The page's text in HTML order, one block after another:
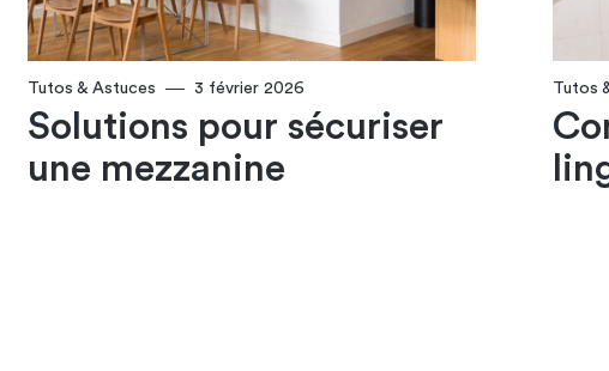
Tutos & Astuces 3 février 2026
Solutions pour sécuriser
une mezzanine
Tutos